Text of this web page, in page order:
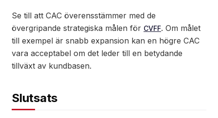
Se till att CAC överensstämmer med de
övergripande strategiska målen för CVFF. Om målet
till exempel är snabb expansion kan en högre CAC
vara acceptabel om det leder till en betydande
tillväxt av kundbasen.
Slutsats